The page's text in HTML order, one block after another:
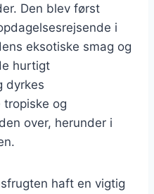
Den blev først
i
eksotiske smag og
hurtigt
dyrkes
tropiske og
over, herunder i
haft en vigtig